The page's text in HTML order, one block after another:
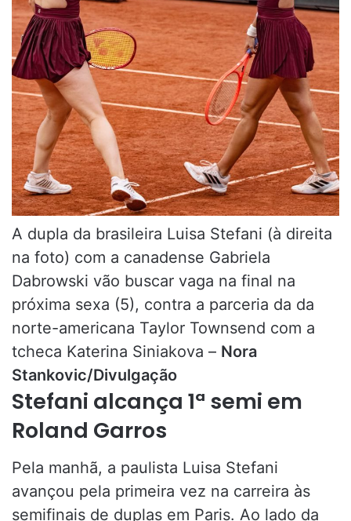
A dupla da brasileira Luisa Stefani (à direita
na foto) com a canadense Gabriela
Dabrowski vão buscar vaga na final na
próxima sexa (5), contra a parceria da da
norte-americana Taylor Townsend com a
tcheca Katerina Siniakova – Nora
Stankovic/Divulgação
Stefani alcança 1ª semi em
Roland Garros
Pela manhã, a paulista Luisa Stefani
avançou pela primeira vez na carreira às
semifinais de duplas em Paris. Ao lado da